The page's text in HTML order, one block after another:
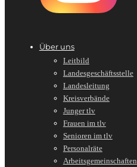
Über uns
Leitbild
Landesgeschäftsstelle
Landesleitung
Kreisverbände
Junger tlv
Frauen im tlv
Senioren im tlv
Personalräte
Arbeitsgemeinschaften